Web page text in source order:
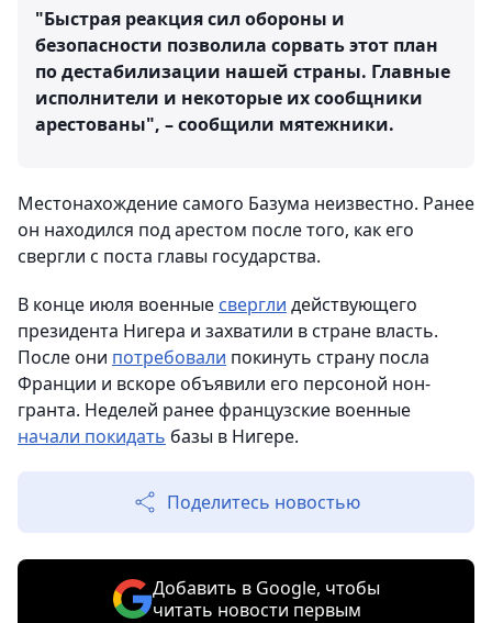
"Быстрая реакция сил обороны и
безопасности позволила сорвать этот план
по дестабилизации нашей страны. Главные
исполнители и некоторые их сообщники
арестованы", – сообщили мятежники.
Местонахождение самого Базума неизвестно. Ранее
он находился под арестом после того, как его
свергли с поста главы государства.
В конце июля военные свергли действующего
президента Нигера и захватили в стране власть.
После они потребовали покинуть страну посла
Франции и вскоре объявили его персоной нон-
гранта. Неделей ранее французские военные
начали покидать базы в Нигере.
Поделитесь новостью
Добавить в Google, чтобы
читать новости первым